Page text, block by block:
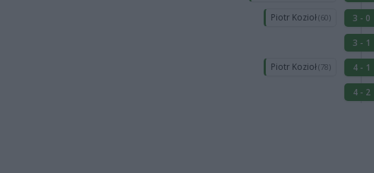
Piotr Kozioł(60) 3 - 0
3 - 1
Piotr Kozioł(78) 4 - 1
4 - 2